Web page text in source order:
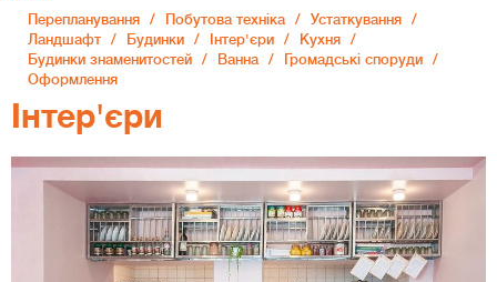
Перепланування Побутова техніка
Устаткування
Ландшафт
Будинки Інтер'єри
Кухня
Будинки знаменитостей
Ванна
Громадські споруди
Оформлення
Інтер'єри